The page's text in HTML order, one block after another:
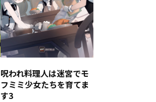
呪われ料理人は迷宮でモ
フミミ少女たちを育てま
す3